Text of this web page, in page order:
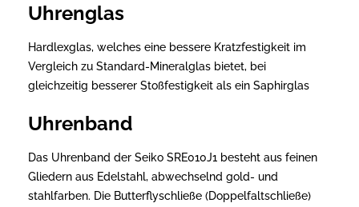
Uhrenglas
Hardlexglas, welches eine bessere Kratzfestigkeit im
Vergleich zu Standard-Mineralglas bietet, bei
gleichzeitig besserer Stoßfestigkeit als ein Saphirglas
Uhrenband
Das Uhrenband der Seiko SRE010J1 besteht aus feinen
Gliedern aus Edelstahl, abwechselnd gold- und
stahlfarben. Die Butterflyschließe (Doppelfaltschließe)